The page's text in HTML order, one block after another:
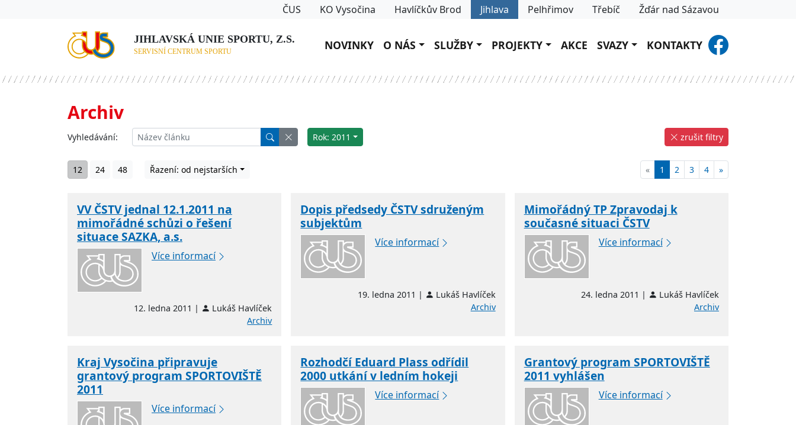
ČUS KO Vysočina Havlíčkův Brod Jihlava Pelhřimov Třebíč Žďár nad Sázavou
JIHLAVSKÁ UNIE SPORTU, Z.S.
SERVISNÍ CENTRUM SPORTU NOVINKY O NÁS SLUŽBY PROJEKTY AKCE SVAZY KONTAKTY
Archiv
Vyhledávání: Rok: 2011 zrušit filtry
12 24 48 Řazení: od nejstarších « 1 2 3 4 »
VV ČSTV jednal 12.1.2011 na
mimořádné schůzi o řešení
situace SAZKA, a.s.
Více informací
12. ledna 2011 |
Lukáš Havlíček
Archiv
Dopis předsedy ČSTV sdruženým
subjektům
Více informací
19. ledna 2011 |
Lukáš Havlíček
Archiv
Mimořádný TP Zpravodaj k
současné situaci ČSTV
Více informací
24. ledna 2011 |
Lukáš Havlíček
Archiv
Kraj Vysočina připravuje
grantový program SPORTOVIŠTĚ
2011
Více informací
Rozhodčí Eduard Plass odřídil
2000 utkání v ledním hokeji
Více informací
Grantový program SPORTOVIŠTĚ
2011 vyhlášen
Více informací